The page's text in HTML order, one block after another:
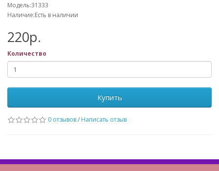
Модель:31333
Наличие:Есть в наличии
220р.
Количество
Купить
0 отзывов/ Написать отзыв